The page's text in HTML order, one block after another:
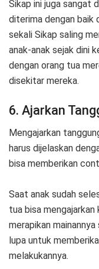
Sikap ini juga sangat
diterima dengan baik
sekali Sikap saling
anak-anak sejak dini
dengan orang tua
disekitar mereka.
6. Ajarkan
Mengajarkan
harus dijelaskan
bisa memberikan
Saat anak sudah
tua bisa
merapikan
lupa untuk
melakukannya.